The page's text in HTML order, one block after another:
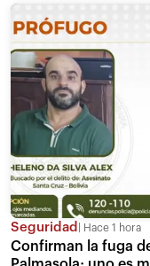
Seguridad Hace 1 hora
Confirman la fuga